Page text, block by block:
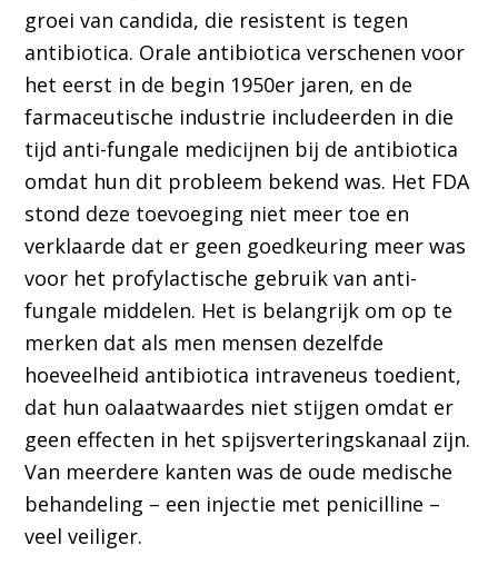
groei van candida, die resistent is tegen
antibiotica. Orale antibiotica verschenen voor
het eerst in de begin 1950er jaren, en de
farmaceutische industrie includeerden in die
tijd anti-fungale medicijnen bij de antibiotica
omdat hun dit probleem bekend was. Het FDA
stond deze toevoeging niet meer toe en
verklaarde dat er geen goedkeuring meer was
voor het profylactische gebruik van anti-
fungale middelen. Het is belangrijk om op te
merken dat als men mensen dezelfde
hoeveelheid antibiotica intraveneus toedient,
dat hun oalaatwaardes niet stijgen omdat er
geen effecten in het spijsverteringskanaal zijn.
Van meerdere kanten was de oude medische
behandeling – een injectie met penicilline –
veel veiliger.